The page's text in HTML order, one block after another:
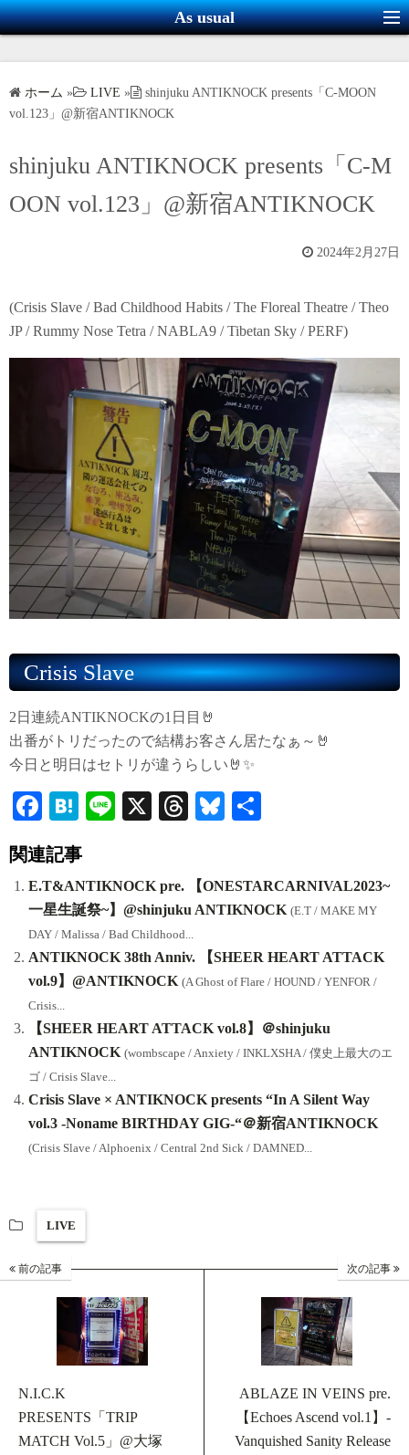
コ
ン
キ
ッ
As usual
ホーム » LIVE »
shinjuku ANTIKNOCK presents「C-MOON
vol.123」@新宿ANTIKNOCK
shinjuku ANTIKNOCK presents「C-M
OON vol.123」@新宿ANTIKNOCK
2024年2月27日
(Crisis Slave / Bad Childhood Habits / The Floreal Theatre / Theo
JP / Rummy Nose Tetra / NABLA9 / Tibetan Sky / PERF)
Crisis Slave
2日連続ANTIKNOCKの1日目🤘
出番がトリだったので結構お客さん居たなぁ～🤘
今日と明日はセトリが違うらしい🤘✨
Fa
bo
ok
H
en
a
Li X
T
ds
Bl
y
関連記事
E.T&ANTIKNOCK pre. 【ONESTARCARNIVAL2023~
一星生誕祭~】@shinjuku ANTIKNOCK (E.T / MAKE MY
DAY / Malissa / Bad Childhood...
ANTIKNOCK 38th Anniv. 【SHEER HEART ATTACK
vol.9】@ANTIKNOCK (A Ghost of Flare / HOUND / YENFOR /
Crisis...
【SHEER HEART ATTACK vol.8】＠shinjuku
ANTIKNOCK (wombscape / Anxiety / INKLXSHA / 僕史上最大のエ
ゴ / Crisis Slave...
Crisis Slave × ANTIKNOCK presents “In A Silent Way
vol.3 -Noname BIRTHDAY GIG-“＠新宿ANTIKNOCK
(Crisis Slave / Alphoenix / Central 2nd Sick / DAMNED...
LIVE
前の記事
N.I.C.K
PRESENTS「TRIP
MATCH Vol.5」@大塚
次の記事
ABLAZE IN VEINS pre.
【Echoes Ascend vol.1】-
Vanquished Sanity Release